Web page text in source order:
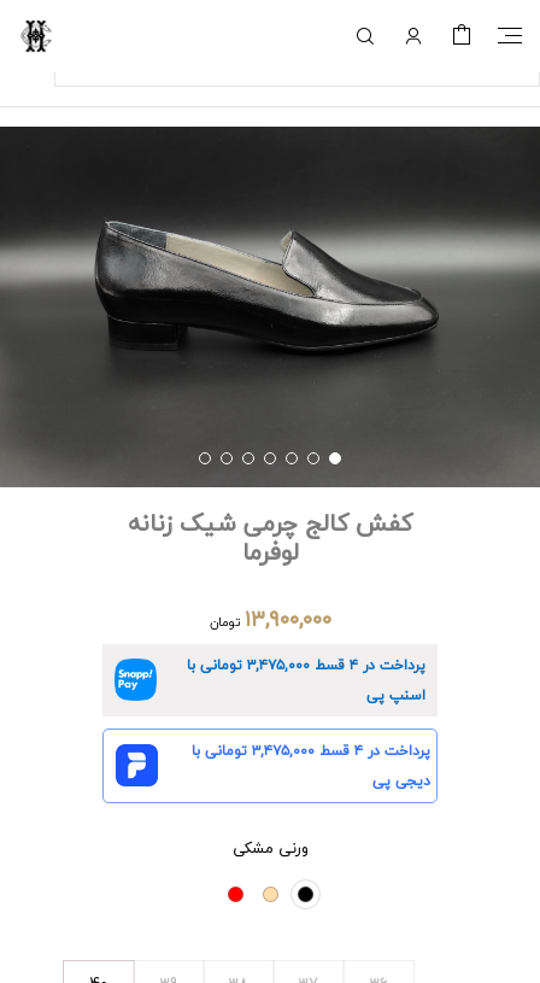
کفش کالج چرمی شیک زنانه
لوفرما
۱۳,۹۰۰,۰۰۰ تومان
پرداخت در ۴ قسط ۳,۴۷۵,۰۰۰تومانی با
اسنپ پی
پرداخت در ۴ قسط ۳,۴۷۵,۰۰۰تومانی با
دیجی پی
ورنی مشکی